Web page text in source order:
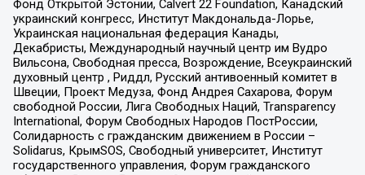
Фонд Открытой Эстонии, Calvert 22 Foundation, Канадский
украинский конгресс, Институт Макдональда-Лорье,
Украинская национальная федерация Канады,
Декабристы, Международный научный центр им Вудро
Вильсона, Свободная пресса, Возрождение, Всеукраинский
духовный центр , Риддл, Русский антивоенный комитет в
Швеции, Проект Медуза, Фонд Андрея Сахарова, Форум
свободной России, Лига Свободных Наций, Transparеncy
International, Форум Свободных Народов ПостРоссии,
Солидарность с гражданским движением в России –
Solidarus, КрымSOS, Свободный университет, Институт
государственного управления, Форум гражданского